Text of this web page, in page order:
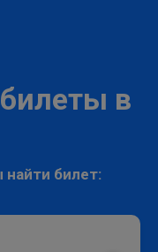
в
билет: